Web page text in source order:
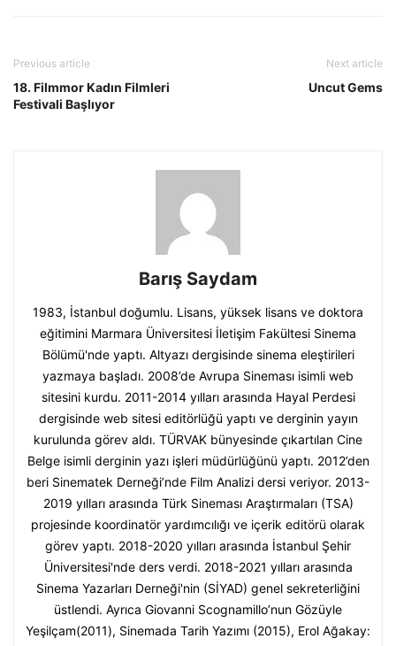
Previous article
18. Filmmor Kadın Filmleri
Festivali Başlıyor
Next article
Uncut Gems
Barış Saydam
1983, İstanbul doğumlu. Lisans, yüksek lisans ve doktora
eğitimini Marmara Üniversitesi İletişim Fakültesi Sinema
Bölümü'nde yaptı. Altyazı dergisinde sinema eleştirileri
yazmaya başladı. 2008’de Avrupa Sineması isimli web
sitesini kurdu. 2011-2014 yılları arasında Hayal Perdesi
dergisinde web sitesi editörlüğü yaptı ve derginin yayın
kurulunda görev aldı. TÜRVAK bünyesinde çıkartılan Cine
Belge isimli derginin yazı işleri müdürlüğünü yaptı. 2012’den
beri Sinematek Derneği’nde Film Analizi dersi veriyor. 2013-
2019 yılları arasında Türk Sineması Araştırmaları (TSA)
projesinde koordinatör yardımcılığı ve içerik editörü olarak
görev yaptı. 2018-2020 yılları arasında İstanbul Şehir
Üniversitesi'nde ders verdi. 2018-2021 yılları arasında
Sinema Yazarları Derneği'nin (SİYAD) genel sekreterliğini
üstlendi. Ayrıca Giovanni Scognamillo’nun Gözüyle
Yeşilçam(2011), Sinemada Tarih Yazımı (2015), Erol Ağakay: